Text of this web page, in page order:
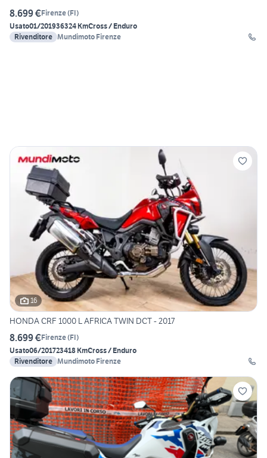
8.699 €Firenze(FI)
Usato01/201936324 KmCross / Enduro
Rivenditore Mundimoto Firenze
16
HONDA CRF 1000 L AFRICA TWIN DCT - 2017
8.699 €Firenze(FI)
Usato06/201723418 KmCross / Enduro
Rivenditore Mundimoto Firenze